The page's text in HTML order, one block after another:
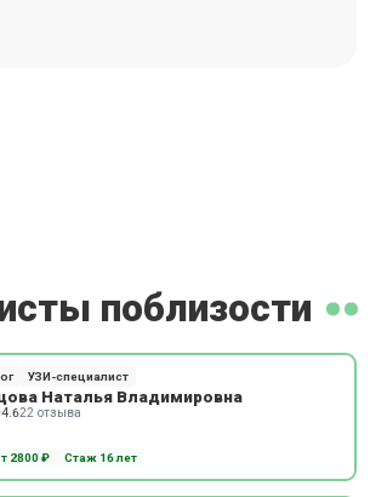
поблизости
УЗИ-специалист
Наталья Владимировна
4.622 отзыва
2800 ₽ Стаж 16 лет